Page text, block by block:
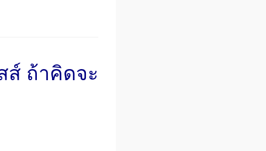
ส์ ถ้าคิดจะ